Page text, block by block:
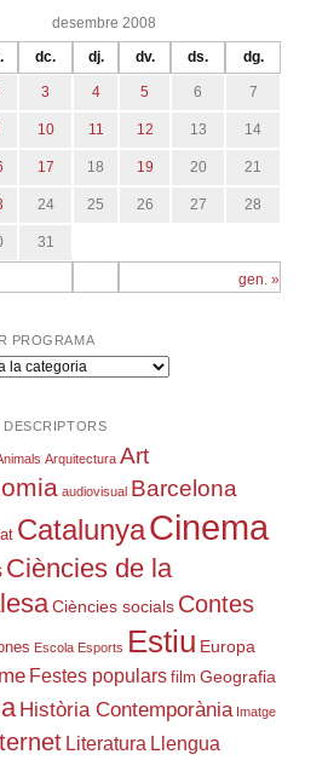
desembre 2008
dc. dj. dv. ds. dg.
gen. »
3 4 5 6 7
10 11 12 13 14
17 18 19 20 21
24 25 26 27 28
31
PROGRAMA
DESCRIPTORS
Arquitectura Art
audiovisual Barcelona
CatalunyaCinema
Ciències de la
Ciències socials Contes
Escola Esports Estiu Europa
Festes populars film Geografia
Història Contemporània Imatge
Literatura Llengua